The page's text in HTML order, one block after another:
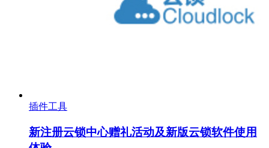
插件工具
新注册云锁中心赠礼活动及新版云锁软件使用